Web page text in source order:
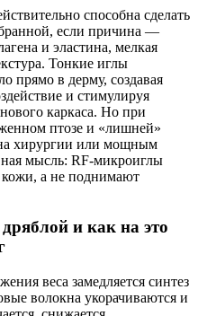
способна сделать
если причина —
и эластина, мелкая
Тонкие иглы
прямо в дерму, создавая
и стимулируя
каркаса. Но при
птозе и «лишней»
хирургии или мощным
мысль: RF‑микроиглы
кожи, а не поднимают
и как на это
веса замедляется синтез
волокна укорачиваются и